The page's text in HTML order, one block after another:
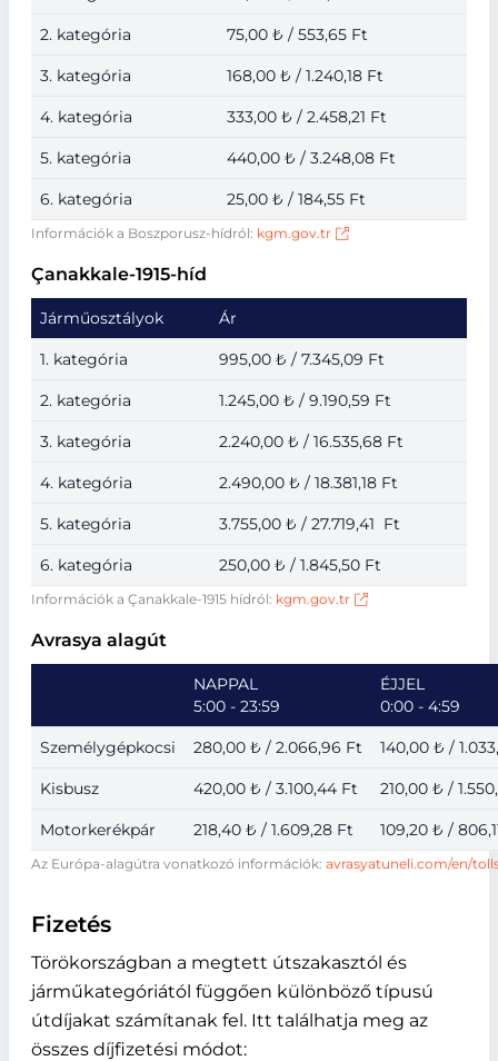
Információk a Boszporusz-hídról: kgm.gov.tr
2. kategória 75,00 ₺ / 553,65 Ft
3. kategória 168,00 ₺ / 1.240,18 Ft
4. kategória 333,00 ₺ / 2.458,21 Ft
5. kategória 440,00 ₺ / 3.248,08 Ft
6. kategória 25,00 ₺ / 184,55 Ft
Çanakkale-1915-híd
Információk a Çanakkale-1915 hídról: kgm.gov.tr
Járműosztályok Ár
1. kategória 995,00 ₺ / 7.345,09 Ft
2. kategória 1.245,00 ₺ / 9.190,59 Ft
3. kategória 2.240,00 ₺ / 16.535,68 Ft
4. kategória 2.490,00 ₺ / 18.381,18 Ft
5. kategória 3.755,00 ₺ / 27.719,41 Ft
6. kategória 250,00 ₺ / 1.845,50 Ft
Avrasya alagút
Az Európa-alagútra vonatkozó információk: avrasyatuneli.com/en/
NAPPAL
5:00 - 23:59
ÉJJEL
0:00 - 4:59
Személygépkocsi 280,00 ₺ / 2.066,96 Ft 140,00 ₺ /
Kisbusz 420,00 ₺ / 3.100,44 Ft 210,00 ₺ /
Motorkerékpár 218,40 ₺ / 1.609,28 Ft 109,20 ₺ /
Fizetés
Törökországban a megtett útszakasztól és
járműkategóriától függően különböző típusú
útdíjakat számítanak fel. Itt találhatja meg az
összes díjfizetési módot: